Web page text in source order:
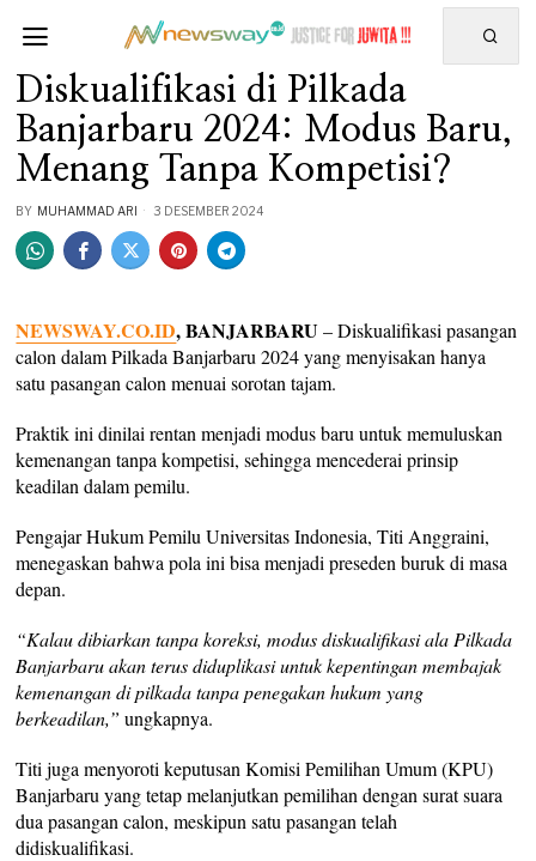
Diskualifikasi di Pilkada
Banjarbaru 2024: Modus Baru,
Menang Tanpa Kompetisi?
BY MUHAMMAD ARI 3 DESEMBER 2024
NEWSWAY.CO.ID, BANJARBARU– Diskualifikasi pasangan
calon dalam Pilkada Banjarbaru 2024 yang menyisakan hanya
satu pasangan calon menuai sorotan tajam.
Praktik ini dinilai rentan menjadi modus baru untuk memuluskan
kemenangan tanpa kompetisi, sehingga mencederai prinsip
keadilan dalam pemilu.
Pengajar Hukum Pemilu Universitas Indonesia, Titi Anggraini,
menegaskan bahwa pola ini bisa menjadi preseden buruk di masa
depan.
“Kalau dibiarkan tanpa koreksi, modus diskualifikasi ala Pilkada
Banjarbaru akan terus diduplikasi untuk kepentingan membajak
kemenangan di pilkada tanpa penegakan hukum yang
berkeadilan,” ungkapnya.
Titi juga menyoroti keputusan Komisi Pemilihan Umum (KPU)
Banjarbaru yang tetap melanjutkan pemilihan dengan surat suara
dua pasangan calon, meskipun satu pasangan telah
didiskualifikasi.